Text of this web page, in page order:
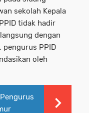
sekolah Kepala
tidak hadir
dengan
pengurus PPID
oleh